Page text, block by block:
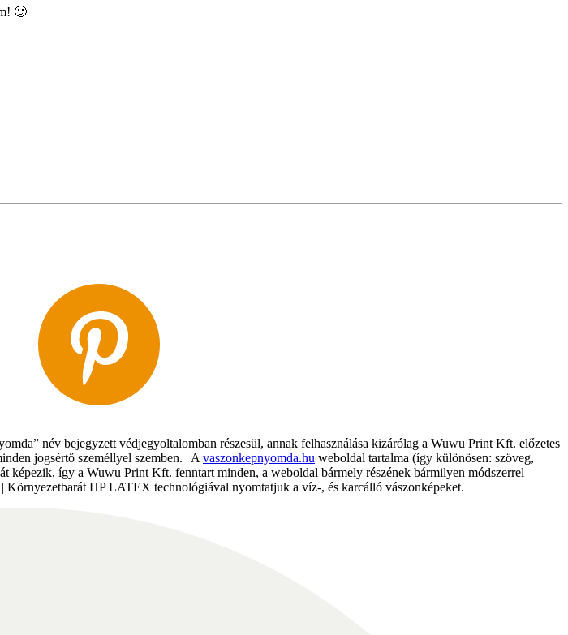
🙂
név bejegyzett védjegyoltalomban részesül, annak felhasználása kizárólag a Wuwu Print Kft. előzetes
jogsértő személlyel szemben. | A vaszonkepnyomda.hu weboldal tartalma (így különösen: szöveg,
így a Wuwu Print Kft. fenntart minden, a weboldal bármely részének bármilyen módszerrel
HP LATEX technológiával nyomtatjuk a víz-, és karcálló vászonképeket.